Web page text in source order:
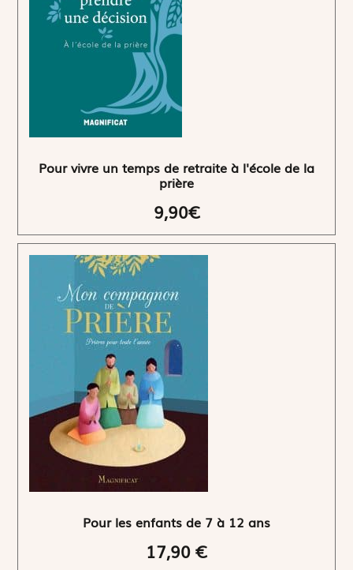
Pour vivre un temps de retraite à l'école de la
prière
9,90€
Pour les enfants de 7 à 12 ans
17,90 €